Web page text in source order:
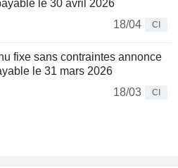
le 30 avril 2026
18/04
CI
fixe sans contraintes annonce
le 31 mars 2026
18/03
CI